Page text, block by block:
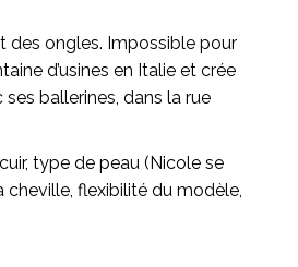
des ongles. Impossible pour
d’usines en Italie et crée
ballerines, dans la rue
type de peau (Nicole se
cheville, flexibilité du modèle,